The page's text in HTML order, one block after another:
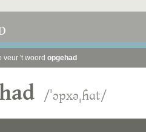
veur 't woord opgehad
/ˈɔpxəˌɦɑt/